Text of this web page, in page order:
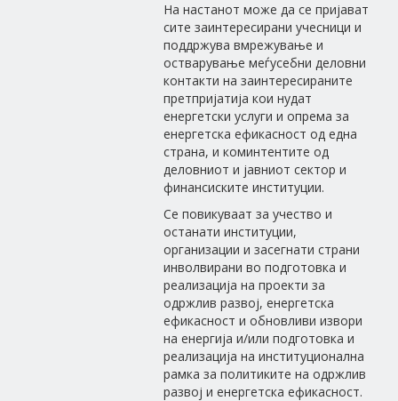
На настанот може да се пријават
сите заинтересирани учесници и
поддржува вмрежување и
остварување меѓусебни деловни
контакти на заинтересираните
претпријатија кои нудат
енергетски услуги и опрема за
енергетска ефикасност од една
страна, и коминтентите од
деловниот и јавниот сектор и
финансиските институции.
Се повикуваат за учество и
останати институции,
организации и засегнати страни
инволвирани во подготовка и
реализација на проекти за
одржлив развој, енергетска
ефикасност и обновливи извори
на енергија и/или подготовка и
реализација на институционална
рамка за политиките на одржлив
развој и енергетска ефикасност.